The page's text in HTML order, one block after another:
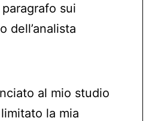
sui
dell’analista
al mio studio
la mia